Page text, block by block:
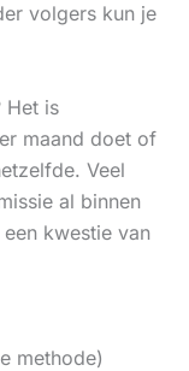
volgers kun je
Het is
maand doet of
Veel
al binnen
kwestie van
methode)